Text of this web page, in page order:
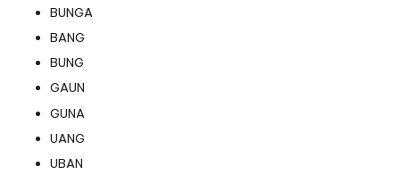
BUNGA
BANG
BUNG
GAUN
GUNA
UANG
UBAN